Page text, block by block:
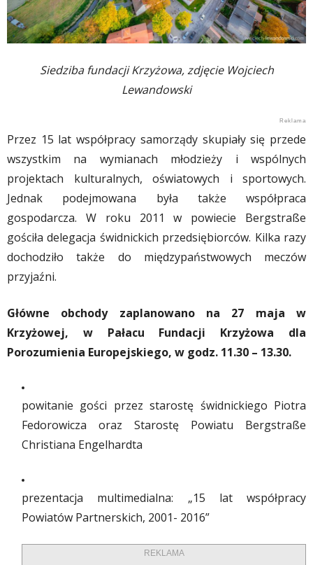
Siedziba fundacji Krzyżowa, zdjęcie Wojciech
Lewandowski
Przez 15 lat współpracy samorządy skupiały się przede
wszystkim na wymianach młodzieży i wspólnych
projektach kulturalnych, oświatowych i sportowych.
Jednak podejmowana była także współpraca
gospodarcza. W roku 2011 w powiecie Bergstraße
gościła delegacja świdnickich przedsiębiorców. Kilka razy
dochodziło także do międzypaństwowych meczów
przyjaźni.
Główne obchody zaplanowano na 27 maja w
Krzyżowej, w Pałacu Fundacji Krzyżowa dla
Porozumienia Europejskiego, w godz. 11.30 – 13.30.
powitanie gości przez starostę świdnickiego Piotra
Fedorowicza oraz Starostę Powiatu Bergstraße
Christiana Engelhardta
prezentacja multimedialna: „15 lat współpracy
Powiatów Partnerskich, 2001- 2016”
REKLAMA